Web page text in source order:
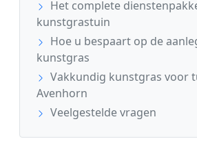
Het complete
kunstgrastuin
Hoe u bespaart op de
kunstgras
Vakkundig kunstgras voor
Avenhorn
Veelgestelde vragen